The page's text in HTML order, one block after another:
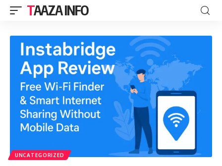
TAAZA INFO
UNCATEGORIZED